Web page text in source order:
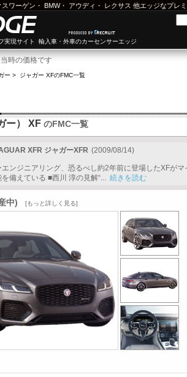
スワーゲン ・ BMW・ アウディ ・ レクサス 他エッジなプレ
実現サイト 輸入車・外車のカーセンサーエッジ
時の価格です
ー > ジャガー XFのFMC一覧
ー） XF のFMC一覧
XFR ジャガーXFR (2009/08/14)
ンジニアリング、恐るべし約2年前に登場したXFが
備えている ■西川 淳の見解“... 続きを読む
中) [もっと詳しく見る]